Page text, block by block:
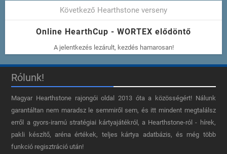
Következő Hearthstone verseny
Online HearthCup - WORTEX elődöntő
A jelentkezés lezárult, kezdés hamarosan!
Rólunk!
Magyar Hearthstone​ rajongói oldal 2013 óta a közösségért! Nálunk
garantáltan nem maradsz le semmiről sem, és itt mindent megtalálsz
erről a gyors-iramú stratégiai kártyajátékról, a Hearthstone-ról - hírek,
pakli készítő, aréna értékek, teljes kártya adatbázis, és még több
funkció regisztráció után!